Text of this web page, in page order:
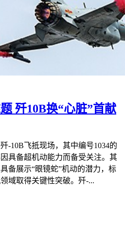
歼10B换“心脏”首献
-10B飞抵现场，其中编号1034的
具备超机动能力而备受关注。其
备展示“眼镜蛇”机动的潜力，标
域取得关键性突破。歼-...